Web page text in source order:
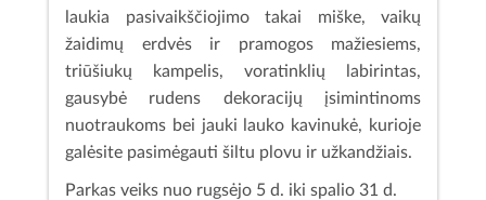
laukia pasivaikščiojimo takai miške, vaikų
žaidimų erdvės ir pramogos mažiesiems,
triūšiukų kampelis, voratinklių labirintas,
gausybė rudens dekoracijų įsimintinoms
nuotraukoms bei jauki lauko kavinukė, kurioje
galėsite pasimėgauti šiltu plovu ir užkandžiais.
Parkas veiks nuo rugsėjo 5 d. iki spalio 31 d.